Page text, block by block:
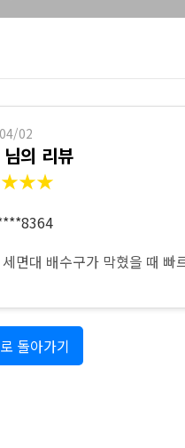
02
의 리뷰
면대 배수구가 막혔을 때
돌아가기